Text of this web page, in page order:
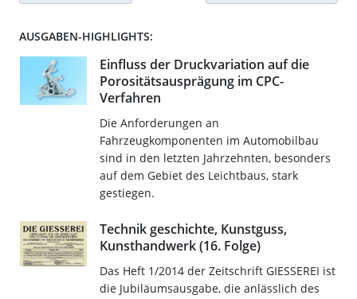
AUSGABEN-HIGHLIGHTS:
Einfluss der Druckvariation auf die
Porositätsausprägung im CPC-
Verfahren
Die Anforderungen an
Fahrzeugkomponenten im Automobilbau
sind in den letzten Jahrzehnten, besonders
auf dem Gebiet des Leichtbaus, stark
gestiegen.
Technik geschichte, Kunstguss,
Kunsthandwerk (16. Folge)
Das Heft 1/2014 der Zeitschrift GIESSEREI ist
die Jubiläumsausgabe, die anlässlich des